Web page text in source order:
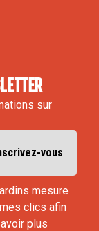
sur
mesure
clics afin
plus